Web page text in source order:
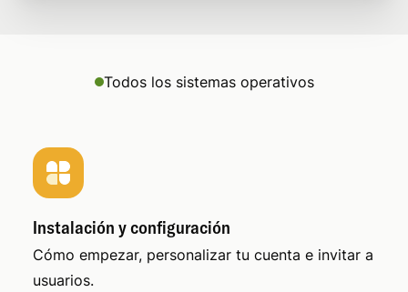
Todos los sistemas operativos
Instalación y configuración
Cómo empezar, personalizar tu cuenta e invitar a
usuarios.